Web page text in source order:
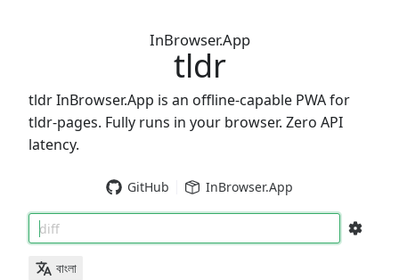
InBrowser.App
tldr
tldr InBrowser.App is an offline-capable PWA for
tldr-pages. Fully runs in your browser. Zero API
latency.
GitHub InBrowser.App
diff
বাংলা